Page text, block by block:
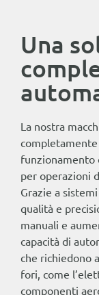
Una
La nostra
funzionamento
per operazioni
Grazie a
qualità e
manuali e
capacità di
che richiedono
fori, come
componenti